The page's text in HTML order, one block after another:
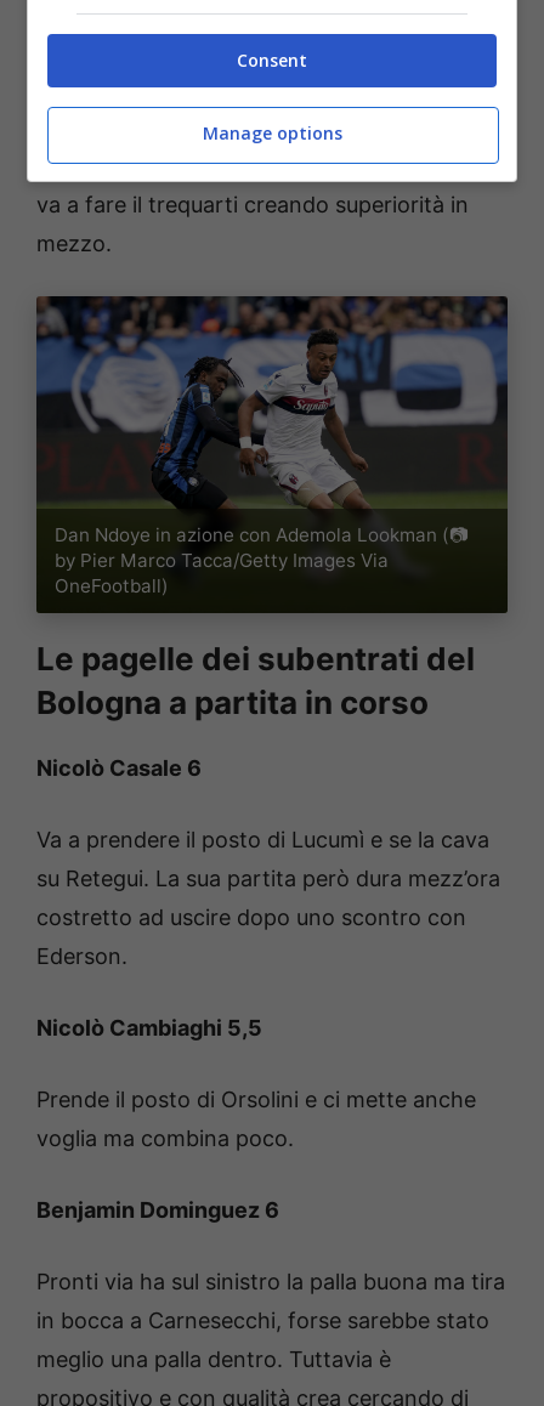
Il migliore dei suoi. Impegna Carnesecchi al
mezzo miracolo, svaria su tutto il fronte
d’attacco e nel secondo tempo è quello che
crea sempre qualcosa. Con l’uscita di Fabbian
va a fare il trequarti creando superiorità in
mezzo.
Dan Ndoye in azione con Ademola Lookman (📷
by Pier Marco Tacca/Getty Images Via
OneFootball)
Le pagelle dei subentrati del
Bologna a partita in corso
Nicolò Casale 6
Va a prendere il posto di Lucumì e se la cava
su Retegui. La sua partita però dura mezz’ora
costretto ad uscire dopo uno scontro con
Ederson.
Nicolò Cambiaghi 5,5
Prende il posto di Orsolini e ci mette anche
voglia ma combina poco.
Benjamin Dominguez 6
Pronti via ha sul sinistro la palla buona ma tira
in bocca a Carnesecchi, forse sarebbe stato
meglio una palla dentro. Tuttavia è
propositivo e con qualità crea cercando di
Consent
Manage options